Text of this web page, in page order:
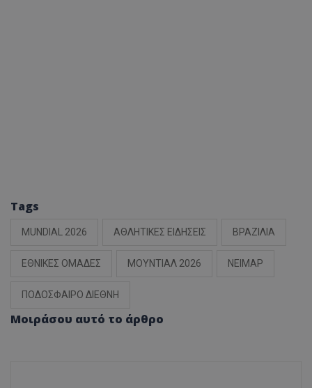
Tags
MUNDIAL 2026 ΑΘΛΗΤΙΚΕΣ ΕΙΔΗΣΕΙΣ ΒΡΑΖΙΛΙΑ
ΕΘΝΙΚΕΣ ΟΜΑΔΕΣ ΜΟΥΝΤΙΑΛ 2026 ΝΕΙΜΑΡ
ΠΟΔΟΣΦΑΙΡΟ ΔΙΕΘΝΗ
Μοιράσου αυτό το άρθρο